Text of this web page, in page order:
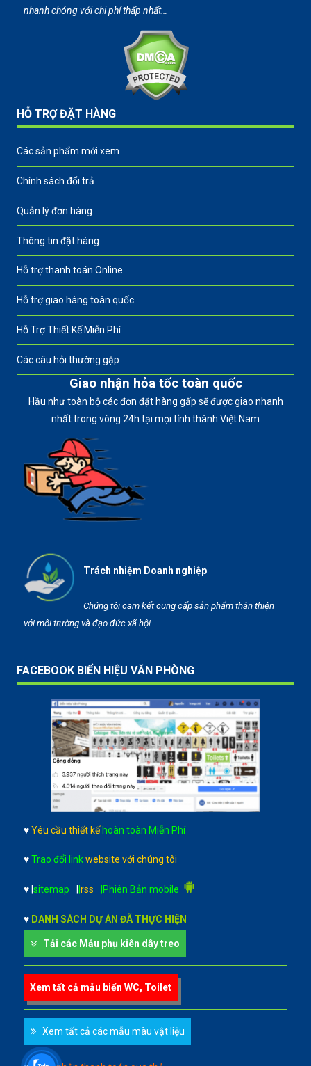
nhanh chóng với chi phí thấp nhất…
HỖ TRỢ ĐẶT HÀNG
Các sản phẩm mới xem
Chính sách đổi trả
Quản lý đơn hàng
Thông tin đặt hàng
Hỗ trợ thanh toán Online
Hỗ trợ giao hàng toàn quốc
Hỗ Trợ Thiết Kế Miễn Phí
Các câu hỏi thường gặp
Giao nhận hỏa tốc toàn quốc
Hầu như toàn bộ các đơn đặt hàng gấp sẽ được giao nhanh
nhất trong vòng 24h tại mọi tỉnh thành Việt Nam
Trách nhiệm Doanh nghiệp
Chúng tôi cam kết cung cấp sản phẩm thân thiện
với môi trường và đạo đức xã hội.
FACEBOOK BIỂN HIỆU VĂN PHÒNG
♥ Yêu cầu thiết kế hoàn toàn Miễn Phí
♥ Trao đổi link website với chúng tôi
♥ |sitemap |rss |Phiên Bản mobile
♥ DANH SÁCH DỰ ÁN ĐÃ THỰC HIỆN
Tải các Mẫu phụ kiên dây treo
Xem tất cả mẫu biển WC, Toilet
Xem tất cả các mẫu màu vật liệu